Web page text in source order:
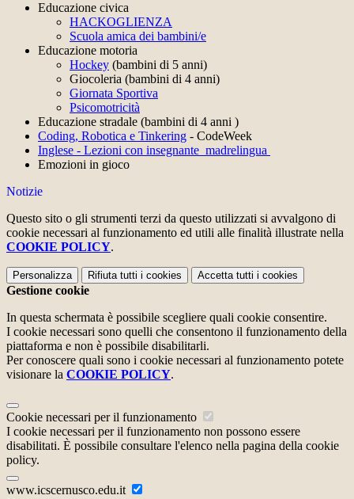
Educazione civica
HACKOGLIENZA
Scuola amica dei bambini/e
Educazione motoria
Hockey (bambini di 5 anni)
Giocoleria (bambini di 4 anni)
Giornata Sportiva
Psicomotricità
Educazione stradale (bambini di 4 anni )
Coding, Robotica e Tinkering - CodeWeek
Inglese - Lezioni con insegnante madrelingua
Emozioni in gioco
Notizie
Questo sito o gli strumenti terzi da questo utilizzati si avvalgono di
cookie necessari al funzionamento ed utili alle finalità illustrate nella
COOKIE POLICY.
Personalizza Rifiuta tutti i cookies Accetta tutti i cookies
Gestione cookie
In questa schermata è possibile scegliere quali cookie consentire.
I cookie necessari sono quelli che consentono il funzionamento della
piattaforma e non è possibile disabilitarli.
Per conoscere quali sono i cookie necessari al funzionamento potete
visionare la COOKIE POLICY.
Cookie necessari per il funzionamento
I cookie necessari per il funzionamento non possono essere
disabilitati. È possibile consultare l'elenco nella pagina della cookie
policy.
www.icscernusco.edu.it